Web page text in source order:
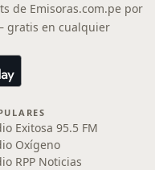
de Emisoras.com.pe por
gratis en cualquier
Exitosa 95.5 FM
Oxígeno
RPP Noticias